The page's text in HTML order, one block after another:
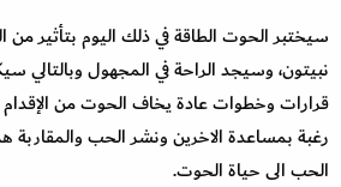
سيختبر الحوت الطاقة في ذلك اليوم بتأثير
نبيتون، وسيجد الراحة في المجهول وبالتالي
قرارات وخطوات عادة يخاف الحوت من
رغبة بمساعدة الاخرين ونشر الحب
الحب الى حياة الحوت.